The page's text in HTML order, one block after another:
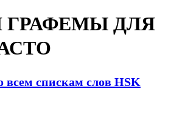
ДЛЯ
всем спискам слов HSK